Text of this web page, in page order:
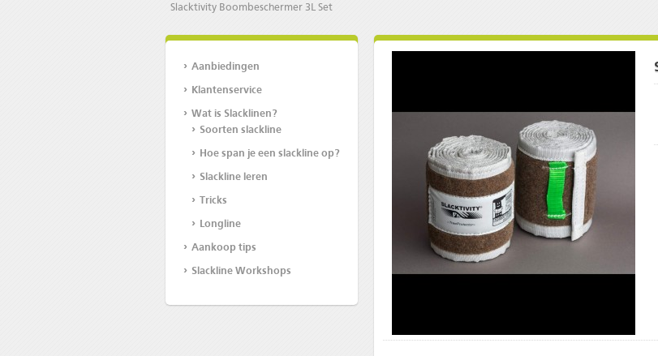
Slacktivity Boombeschermer 3L Set
Aanbiedingen
Klantenservice
Wat is Slacklinen?
Soorten slackline
Hoe span je een slackline op?
Slackline leren
Tricks
Longline
Aankoop tips
Slackline Workshops